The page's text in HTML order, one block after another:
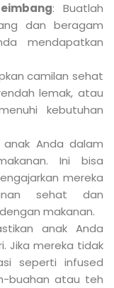
: Buatlah
dan beragam
mendapatkan
camilan sehat
lemak, atau
kebutuhan
anak Anda dalam
Ini bisa
mereka
sehat dan
makanan.
anak Anda
Jika mereka tidak
seperti infused
buahan atau teh